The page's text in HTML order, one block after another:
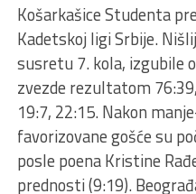
Košarkašice Studenta
Kadetskoj ligi Srbije.
susretu 7. kola, izgubile
zvezde rezultatom
19:7, 22:15. Nakon
favorizovane gošće su
posle poena Kristine
prednosti (9:19).